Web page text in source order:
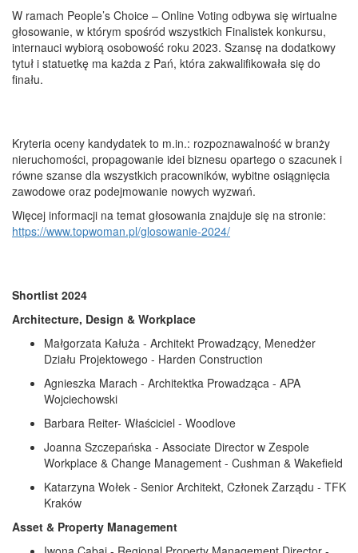
W ramach People’s Choice – Online Voting odbywa się wirtualne
głosowanie, w którym spośród wszystkich Finalistek konkursu,
internauci wybiorą osobowość roku 2023. Szansę na dodatkowy
tytuł i statuetkę ma każda z Pań, która zakwalifikowała się do
finału.
Kryteria oceny kandydatek to m.in.: rozpoznawalność w branży
nieruchomości, propagowanie idei biznesu opartego o szacunek i
równe szanse dla wszystkich pracowników, wybitne osiągnięcia
zawodowe oraz podejmowanie nowych wyzwań.
Więcej informacji na temat głosowania znajduje się na stronie:
https://www.topwoman.pl/glosowanie-2024/
Shortlist 2024
Architecture, Design & Workplace
Małgorzata Kałuża - Architekt Prowadzący, Menedżer
Działu Projektowego - Harden Construction
Agnieszka Marach - Architektka Prowadząca - APA
Wojciechowski
Barbara Reiter- Właściciel - Woodlove
Joanna Szczepańska - Associate Director w Zespole
Workplace & Change Management - Cushman & Wakefield
Katarzyna Wołek - Senior Architekt, Członek Zarządu - TFK
Kraków
Asset & Property Management